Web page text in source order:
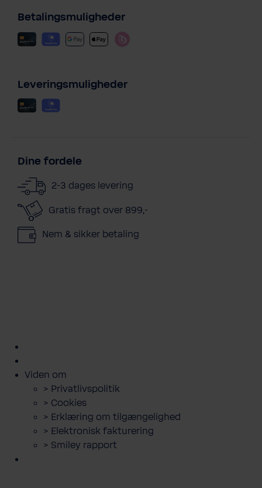
Betalingsmuligheder
Leveringsmuligheder
Dine fordele
2-3 dages levering
Gratis fragt over 899,-
Nem & sikker betaling
600
Bestil
Bestil
Book
Lej
Downloads
guides
Viden om
> Privatlivspolitik
> Cookies
> Erklæring om tilgængelighed
> Elektronisk fakturering
> Smiley rapport